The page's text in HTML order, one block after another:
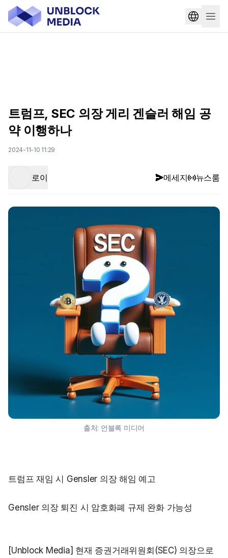
트럼프, SEC 의장 게리 겐슬러 해임 공
약 이행하나
2024-11-10 11:29
로이 메세지 뉴스룸
출처: 언블록 미디어
트럼프 재임 시 Gensler 의장 해임 예고
Gensler 의장 퇴진 시 암호화폐 규제 완화 가능성
[Unblock Media] 현재 증권거래위원회(SEC) 의장으로